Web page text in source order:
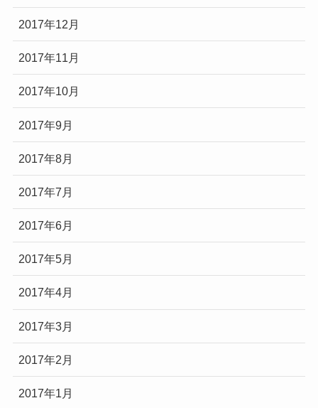
2017年12月
2017年11月
2017年10月
2017年9月
2017年8月
2017年7月
2017年6月
2017年5月
2017年4月
2017年3月
2017年2月
2017年1月